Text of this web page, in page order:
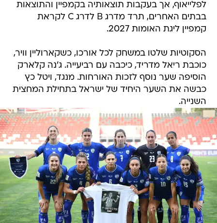
לפלייאוף, אך בעקבות תוצאותיה בקמפיין והתוצאות
בבתים האחרים, תרד מדרג B לדרג C לקראת
קמפיין ליגת האומות 2027.
הסקוטיות שלטו במשחק לכל אורכו, כשקארוליין וויר,
כוכבת ריאל מדריד, כיכבה עם רביעייה. ג'נה קלארק
הוסיפה שער נוסף לזכות האורחות. מנגד, ויטל כץ
כבשה את השער היחיד של ישראל בתחילת המחצית
השנייה.